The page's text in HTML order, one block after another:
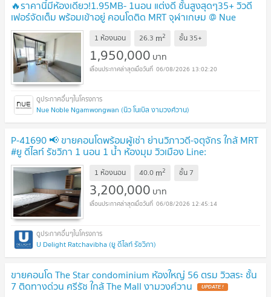
🔥ราคานี้มีห้องเดียว!1.95MB- 1นอน แต่งดี ชั้นสูงสุดๆ35+ วิวดี
เฟอร์จัดเต็ม พร้อมเข้าอยู่ คอนโดติด MRT จุฬาเกษม @ Nue
Noble Ngamwongwan
1 ห้องนอน 26.3 m2 ชั้น 35+
1,950,000 บาท
06/08/2026 13:02:20
Nue Noble Ngamwongwan (นิว โนเบิล งามวงศ์วาน)
P-41690 📢 ขายคอนโดพร้อมผู้เช่า ย่านวิภาวดี-จตุจักร ใกล้ MRT
#ยู ดีไลท์ รัชวิภา 1 นอน 1 น้ำ ห้องมุม วิวเมือง Line:
@easythaihome 085-592-2897
1 ห้องนอน 40.0 m2 ชั้น 7
3,200,000 บาท
06/08/2026 12:45:14
U Delight Ratchavibha (ยู ดีไลท์ รัชวิภา)
ขายคอนโด The Star condominium ห้องใหญ่ 56 ตรม วิวสระ ชั้น
7 ติดทางด่วน ศรีรัช ใกล้ The Mall งามวงศ์วาน UPDATE !